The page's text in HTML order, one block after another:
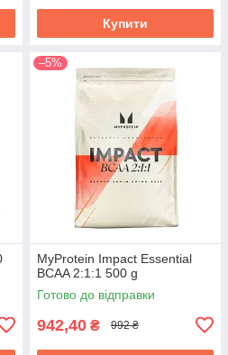
Купити
–5%
MyProtein Impact Essential
BCAA 2:1:1 500 g
Готово до відправки
942,40 ₴ 992 ₴